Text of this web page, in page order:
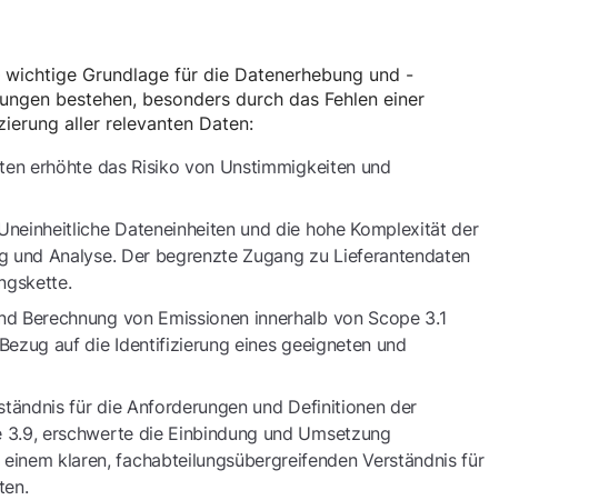
Grundlage für die Datenerhebung und -
bestehen, besonders durch das Fehlen einer
aller relevanten Daten:
erhöhte das Risiko von Unstimmigkeiten und
Dateneinheiten und die hohe Komplexität der
Analyse. Der begrenzte Zugang zu Lieferantendaten
Berechnung von Emissionen innerhalb von Scope 3.1
auf die Identifizierung eines geeigneten und
für die Anforderungen und Definitionen der
erschwerte die Einbindung und Umsetzung
klaren, fachabteilungsübergreifenden Verständnis für